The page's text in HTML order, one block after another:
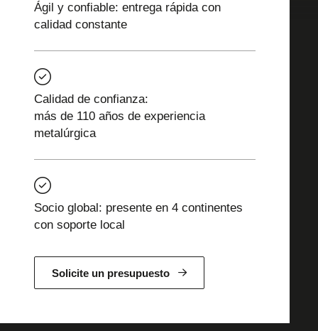
Ágil y confiable: entrega rápida con
calidad constante
Calidad de confianza:
más de 110 años de experiencia
metalúrgica
Socio global: presente en 4 continentes
con soporte local
Solicite un presupuesto